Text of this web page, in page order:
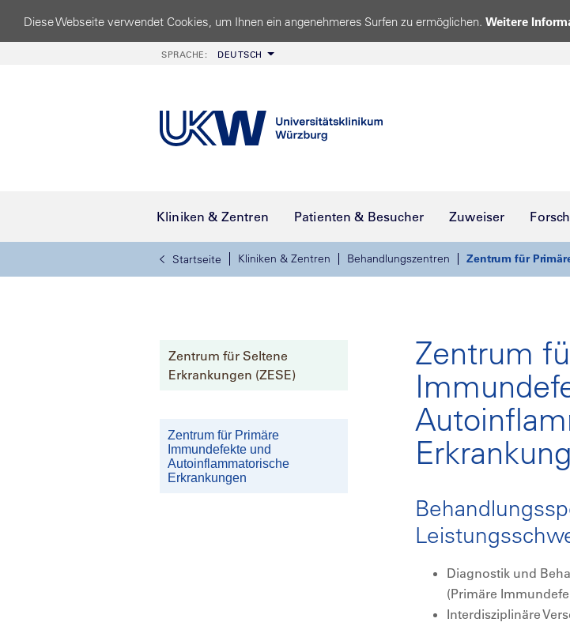
Diese Webseite verwendet Cookies, um Ihnen ein angenehmeres Surfen zu ermöglichen. Weitere
SPRACHE: DEUTSCH
Kliniken & Zentren Patienten & Besucher Zuweiser
Startseite Kliniken & Zentren Behandlungszentren Zentrum für
Zentrum für Seltene
Erkrankungen (ZESE)
Zentrum für Primäre
Immundefekte und
Autoinflammatorische
Erkrankungen
Zentrum
Diagnostik und
(Primäre
Interdisziplinäre